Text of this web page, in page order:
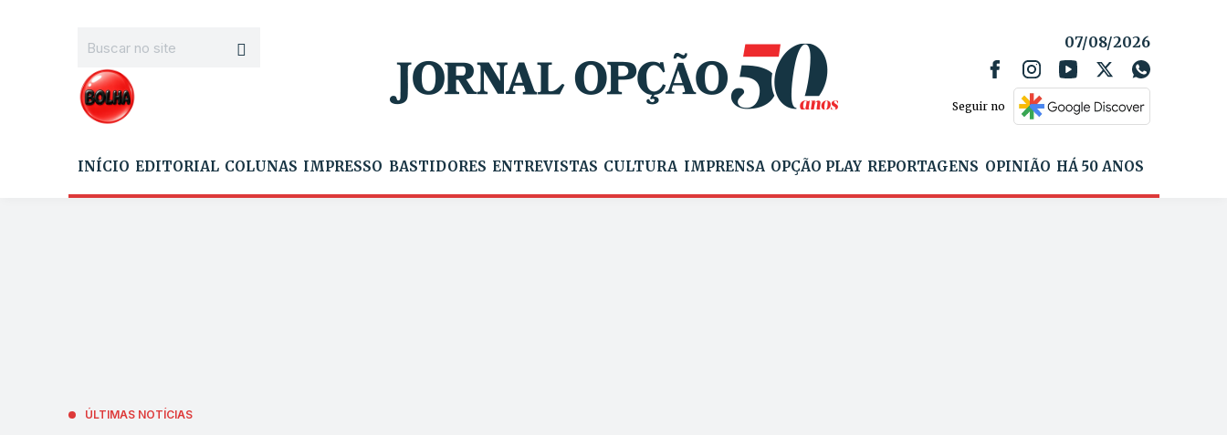
07/08/2026
Seguir no
INÍCIO EDITORIAL COLUNAS IMPRESSO BASTIDORES ENTREVISTAS CULTURA IMPRENSA OPÇÃO PLAY REPORTAGENS OPINIÃO HÁ 50 ANOS
ÚLTIMAS NOTÍCIAS